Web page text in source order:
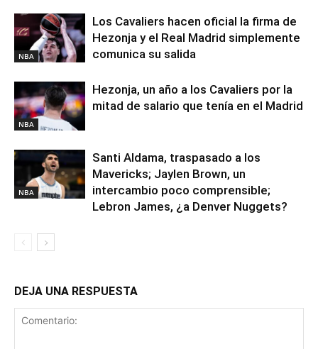
NBA
Los Cavaliers hacen oficial la firma de
Hezonja y el Real Madrid simplemente
comunica su salida
NBA
Hezonja, un año a los Cavaliers por la
mitad de salario que tenía en el Madrid
NBA
Santi Aldama, traspasado a los
Mavericks; Jaylen Brown, un
intercambio poco comprensible;
Lebron James, ¿a Denver Nuggets?
DEJA UNA RESPUESTA